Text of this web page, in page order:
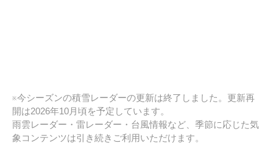
※今シーズンの積雪レーダーの更新は終了しました。更新再
開は2026年10月頃を予定しています。
雨雲レーダー・雷レーダー・台風情報など、季節に応じた気
象コンテンツは引き続きご利用いただけます。